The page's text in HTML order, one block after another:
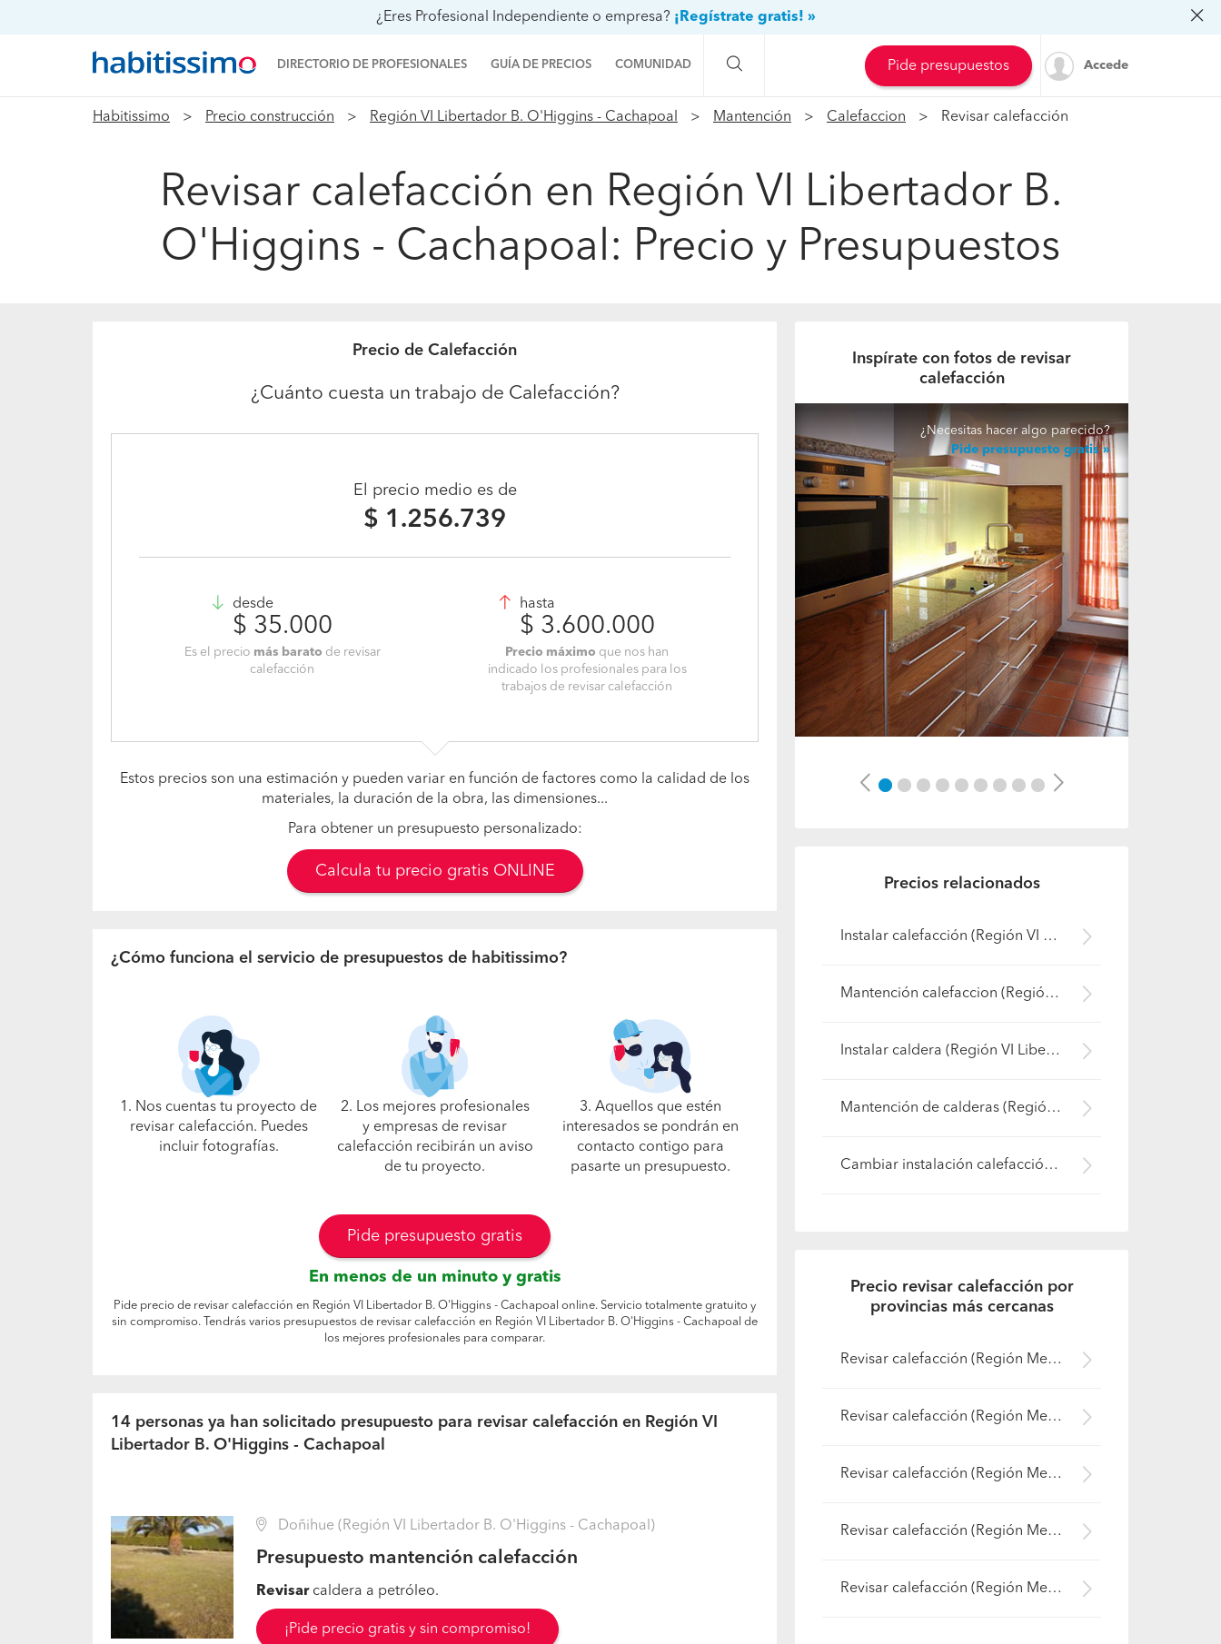
¿Eres Profesional Independiente o empresa? ¡Regístrate gratis! »
DIRECTORIO DE PROFESIONALES GUÍA DE PRECIOS COMUNIDAD
Preguntas a la comunidad
Galería de fotos
Procenter
Pide presupuestos Accede
Habitissimo Precio construcción Región VI Libertador B. O'Higgins - Cachapoal Mantención Calefaccion Revisar calefacción
Revisar calefacción en Región VI Libertador B.
O'Higgins - Cachapoal: Precio y Presupuestos
Precio de Calefacción
¿Cuánto cuesta un trabajo de Calefacción?
El precio medio es de
$ 1.256.739
desde
$ 35.000
Es el precio más barato de revisar
calefacción
hasta
$ 3.600.000
Precio máximo que nos han
indicado los profesionales para los
trabajos de revisar calefacción
Estos precios son una estimación y pueden variar en función de factores como la calidad de los
materiales, la duración de la obra, las dimensiones...
Para obtener un presupuesto personalizado:
Calcula tu precio gratis ONLINE
¿Cómo funciona el servicio de presupuestos de habitissimo?
1. Nos cuentas tu proyecto de
revisar calefacción. Puedes
incluir fotografías.
2. Los mejores profesionales
y empresas de revisar
calefacción recibirán un aviso
de tu proyecto.
3. Aquellos que estén
interesados se pondrán en
contacto contigo para
pasarte un presupuesto.
Pide presupuesto gratis
En menos de un minuto y gratis
Pide precio de revisar calefacción en Región VI Libertador B. O'Higgins - Cachapoal online. Servicio totalmente gratuito y
sin compromiso. Tendrás varios presupuestos de revisar calefacción en Región VI Libertador B. O'Higgins - Cachapoal de
los mejores profesionales para comparar.
14 personas ya han solicitado presupuesto para revisar calefacción en Región VI
Libertador B. O'Higgins - Cachapoal
Doñihue (Región VI Libertador B. O'Higgins - Cachapoal)
Presupuesto mantención calefacción
Revisarcaldera a petróleo.
¡Pide precio gratis y sin compromiso!
Inspírate con fotos de revisar
calefacción
¿Necesitas hacer algo parecido?
Pide presupuesto gratis
¿Necesitas hacer algo parecido?
Pide presupuesto gratis
Previous Next
Precios relacionados
Instalar calefacción (Región VI Libertador B. O'Higgins - Cachapoal)
Mantención calefaccion (Región VI Libertador B. O'Higgins - Cachapoal)
Instalar caldera (Región VI Libertador B. O'Higgins - Cachapoal)
Mantención de calderas (Región VI Libertador B. O'Higgins - Cachapoal)
Cambiar instalación calefacción (Región VI Libertador B. O'Higgins - Cachapoal)
Precio revisar calefacción por
provincias más cercanas
Revisar calefacción (Región Metropolitana - Maipo)
Revisar calefacción (Región Metropolitana - Cordillera)
Revisar calefacción (Región Metropolitana - Talagante)
Revisar calefacción (Región Metropolitana - Santiago)
Revisar calefacción (Región Metropolitana - Chacabuco)